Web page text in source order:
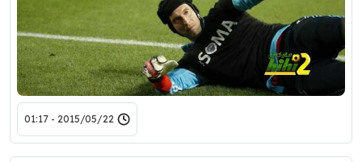
2015/05/22 - 01:17